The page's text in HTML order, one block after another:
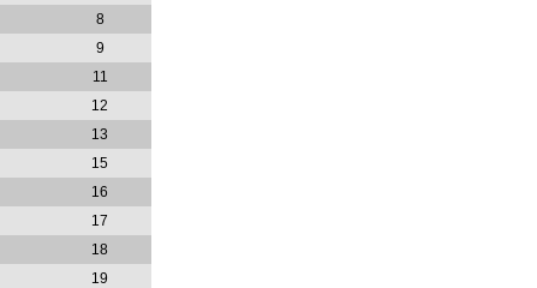
8
9
11
12
13
15
16
17
18
19